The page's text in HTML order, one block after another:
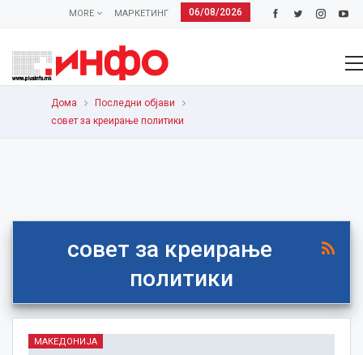
06/08/2026
МАРКЕТИНГ
MORE
Дома
Последни објави
совет за креирање политики
совет за креирање
политики
МАКЕДОНИЈА